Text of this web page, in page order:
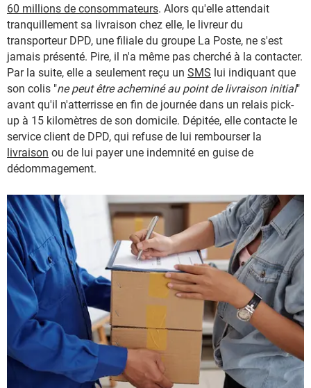
60 millions de consommateurs. Alors qu'elle attendait
tranquillement sa livraison chez elle, le livreur du
transporteur DPD, une filiale du groupe La Poste, ne s'est
jamais présenté. Pire, il n'a même pas cherché à la contacter.
Par la suite, elle a seulement reçu un SMS lui indiquant que
son colis "ne peut être acheminé au point de livraison initial"
avant qu'il n'atterrisse en fin de journée dans un relais pick-
up à 15 kilomètres de son domicile. Dépitée, elle contacte le
service client de DPD, qui refuse de lui rembourser la
livraison ou de lui payer une indemnité en guise de
dédommagement.